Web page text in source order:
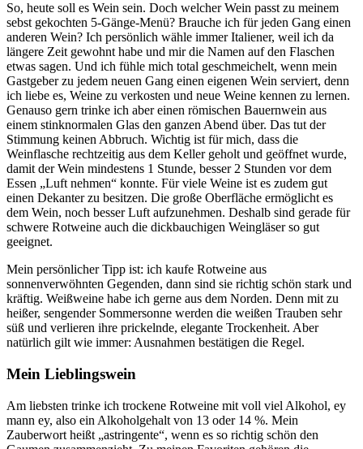
So, heute soll es Wein sein. Doch welcher Wein passt zu meinem
sebst gekochten 5-Gänge-Menü? Brauche ich für jeden Gang einen
anderen Wein? Ich persönlich wähle immer Italiener, weil ich da
längere Zeit gewohnt habe und mir die Namen auf den Flaschen
etwas sagen. Und ich fühle mich total geschmeichelt, wenn mein
Gastgeber zu jedem neuen Gang einen eigenen Wein serviert, denn
ich liebe es, Weine zu verkosten und neue Weine kennen zu lernen.
Genauso gern trinke ich aber einen römischen Bauernwein aus
einem stinknormalen Glas den ganzen Abend über. Das tut der
Stimmung keinen Abbruch. Wichtig ist für mich, dass die
Weinflasche rechtzeitig aus dem Keller geholt und geöffnet wurde,
damit der Wein mindestens 1 Stunde, besser 2 Stunden vor dem
Essen „Luft nehmen“ konnte. Für viele Weine ist es zudem gut
einen Dekanter zu besitzen. Die große Oberfläche ermöglicht es
dem Wein, noch besser Luft aufzunehmen. Deshalb sind gerade für
schwere Rotweine auch die dickbauchigen Weingläser so gut
geeignet.
Mein persönlicher Tipp ist: ich kaufe Rotweine aus
sonnenverwöhnten Gegenden, dann sind sie richtig schön stark und
kräftig. Weißweine habe ich gerne aus dem Norden. Denn mit zu
heißer, sengender Sommersonne werden die weißen Trauben sehr
süß und verlieren ihre prickelnde, elegante Trockenheit. Aber
natürlich gilt wie immer: Ausnahmen bestätigen die Regel.
Mein Lieblingswein
Am liebsten trinke ich trockene Rotweine mit voll viel Alkohol, ey
mann ey, also ein Alkoholgehalt von 13 oder 14 %. Mein
Zauberwort heißt „astringente“, wenn es so richtig schön den